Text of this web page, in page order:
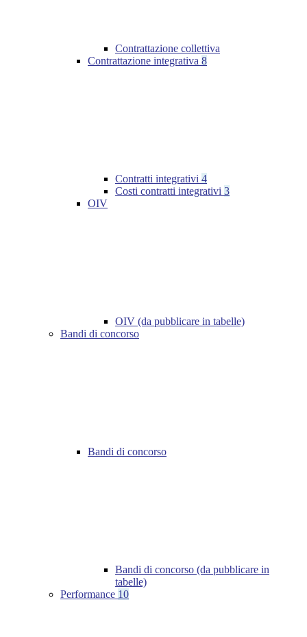
Contrattazione collettiva
Contrattazione integrativa 8
Contratti integrativi 4
Costi contratti integrativi 3
OIV
OIV (da pubblicare in tabelle)
Bandi di concorso
Bandi di concorso
Bandi di concorso (da pubblicare in
tabelle)
Performance 10